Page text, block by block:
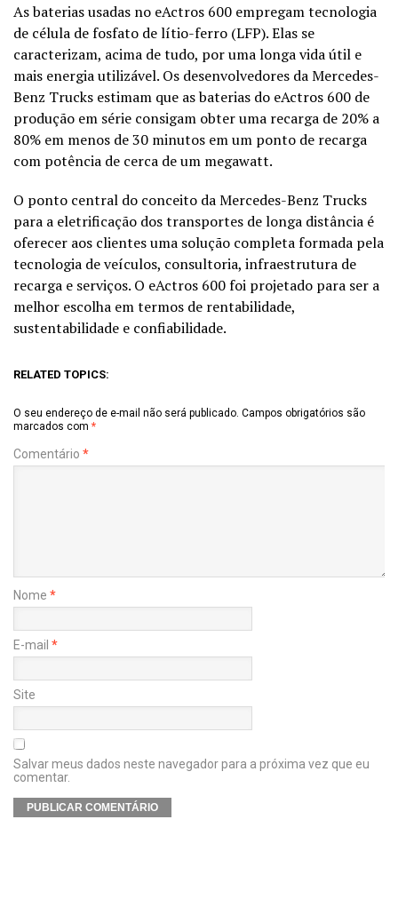
As baterias usadas no eActros 600 empregam tecnologia
de célula de fosfato de lítio-ferro (LFP). Elas se
caracterizam, acima de tudo, por uma longa vida útil e
mais energia utilizável. Os desenvolvedores da Mercedes-
Benz Trucks estimam que as baterias do eActros 600 de
produção em série consigam obter uma recarga de 20% a
80% em menos de 30 minutos em um ponto de recarga
com potência de cerca de um megawatt.
O ponto central do conceito da Mercedes-Benz Trucks
para a eletrificação dos transportes de longa distância é
oferecer aos clientes uma solução completa formada pela
tecnologia de veículos, consultoria, infraestrutura de
recarga e serviços. O eActros 600 foi projetado para ser a
melhor escolha em termos de rentabilidade,
sustentabilidade e confiabilidade.
RELATED TOPICS:
O seu endereço de e-mail não será publicado. Campos obrigatórios são
marcados com *
Comentário *
Nome *
E-mail *
Site
Salvar meus dados neste navegador para a próxima vez que eu
comentar.